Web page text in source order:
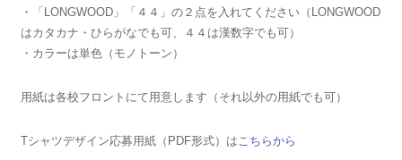
・「LONGWOOD」「４４」の２点を入れてください（LONGWOOD
はカタカナ・ひらがなでも可、４４は漢数字でも可）
・カラーは単色（モノトーン）
用紙は各校フロントにて用意します（それ以外の用紙でも可）
Tシャツデザイン応募用紙（PDF形式）はこちらから